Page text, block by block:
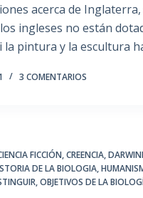
acerca de
ingleses no están
la pintura y la escultura
3 COMENTARIOS
FICCIÓN,CREENCIA,
DE LA BIOLOGIA,
,OBJETIVOS DE LA